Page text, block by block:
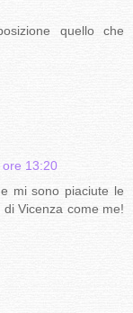
quello che
13:20
mi sono piaciute le
Vicenza come me!